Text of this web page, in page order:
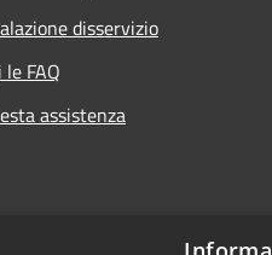
disservizio
le FAQ
assistenza